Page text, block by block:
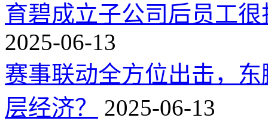
育碧成立子公司后员工
2025-06-13
赛事联动全方位出击，
层经济？
2025-06-13